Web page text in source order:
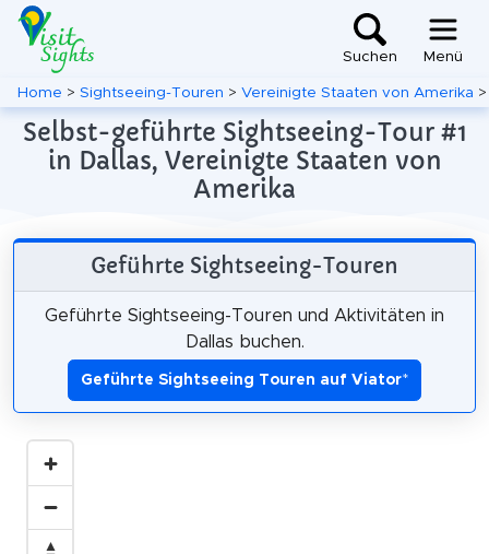
Suchen Menü
Home > Sightseeing-Touren > Vereinigte Staaten von Amerika
Selbst-geführte Sightseeing-Tour #1
in Dallas, Vereinigte Staaten von
Amerika
Geführte Sightseeing-Touren
Geführte Sightseeing-Touren und Aktivitäten in
Dallas buchen.
Geführte Sightseeing Touren auf Viator*